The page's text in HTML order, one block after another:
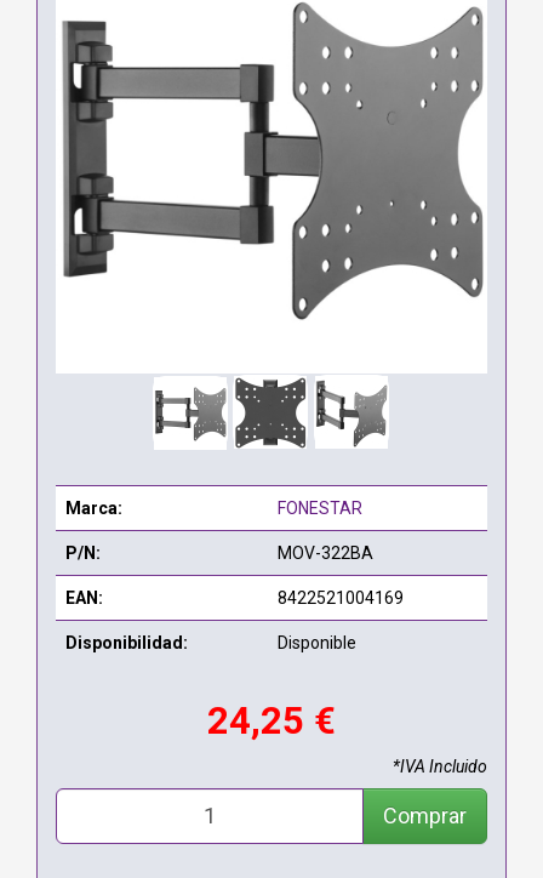
Marca: FONESTAR
P/N: MOV-322BA
EAN: 8422521004169
Disponibilidad: Disponible
24,25 €
*IVA Incluido
Comprar